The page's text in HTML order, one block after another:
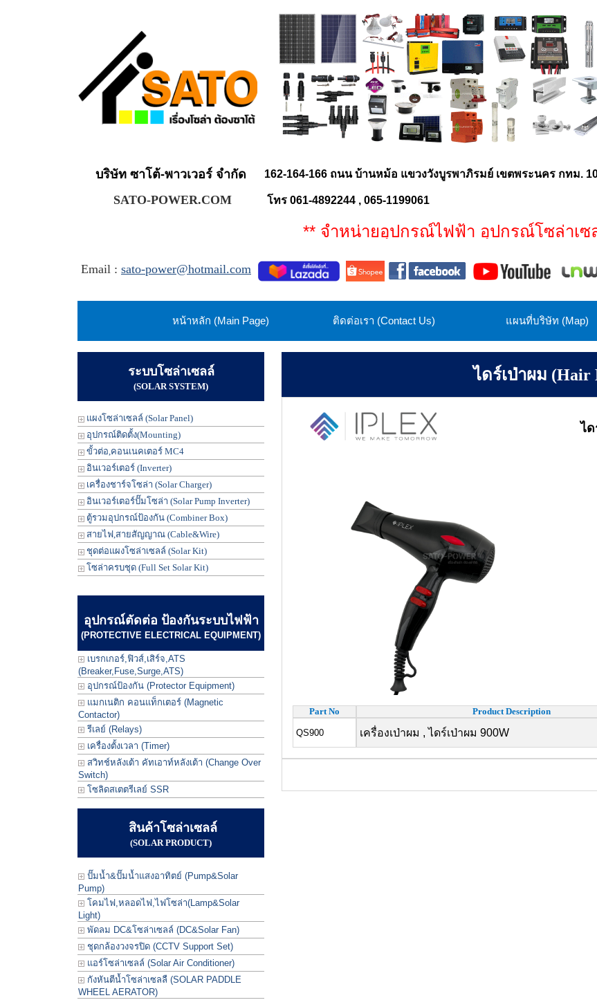
บริษัท ซาโต้-พาวเวอร์ จำกัด 162-164-166 ถนน บ้านหม้อ แขวงวังบูรพาภิรมย์ เขตพระนคร กทม.
SATO-POWER.COM โทร 061-4892244 , 065-1199061
** จำหน่ายอุปกรณ์ไฟฟ้า อุปกรณ์โซล่าเซลล์
Email : sato-power@hotmail.com
หน้าหลัก (Main Page) ติดต่อเรา (Contact Us) แผนที่บริษัท (Map)
ระบบโซล่าเซลล์
(SOLAR SYSTEM)
แผงโซล่าเซลล์ (Solar Panel)
อุปกรณ์ติดตั้ง(Mounting)
ขั้วต่อ,คอนเนคเตอร์ MC4
อินเวอร์เตอร์ (Inverter)
เครื่องชาร์จโซล่า (Solar Charger)
อินเวอร์เตอร์ปั๊มโซล่า (Solar Pump Inverter)
ตู้รวมอุปกรณ์ป้องกัน (Combiner Box)
สายไฟ,สายสัญญาณ (Cable&Wire)
ชุดต่อแผงโซล่าเซลล์ (Solar Kit)
โซล่าครบชุด (Full Set Solar Kit)
อุปกรณ์ตัดต่อ ป้องกันระบบไฟฟ้า
(PROTECTIVE ELECTRICAL EQUIPMENT)
เบรกเกอร์,ฟิวส์,เสิร์จ,ATS
(Breaker,Fuse,Surge,ATS)
อุปกรณ์ป้องกัน (Protector Equipment)
แมกเนติก คอนแท็กเตอร์ (Magnetic
Contactor)
รีเลย์ (Relays)
เครื่องตั้งเวลา (Timer)
สวิทช์หลังเต้า คัทเอาท์หลังเต้า (Change Over
Switch)
โซลิดสเตตรีเลย์ SSR
สินค้าโซล่าเซลล์
(SOLAR PRODUCT)
ปั๊มน้ำ&ปั๊มน้ำแสงอาทิตย์ (Pump&Solar
Pump)
โคมไฟ,หลอดไฟ,ไฟโซล่า(Lamp&Solar
Light)
พัดลม DC&โซล่าเซลล์ (DC&Solar Fan)
ชุดกล้องวงจรปิด (CCTV Support Set)
แอร์โซล่าเซลล์ (Solar Air Conditioner)
กังหันตีน้ำโซล่าเซลลื (SOLAR PADDLE
WHEEL AERATOR)
ไดร์เป่าผม (Hair
ไ
Part No Product Description
QS900 เครื่องเป่าผม , ไดร์เป่าผม 900W